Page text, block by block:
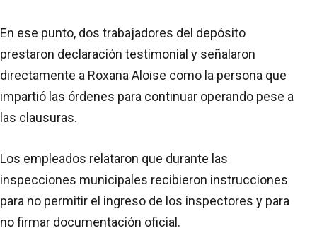
En ese punto, dos trabajadores del depósito
prestaron declaración testimonial y señalaron
directamente a Roxana Aloise como la persona que
impartió las órdenes para continuar operando pese a
las clausuras.
Los empleados relataron que durante las
inspecciones municipales recibieron instrucciones
para no permitir el ingreso de los inspectores y para
no firmar documentación oficial.